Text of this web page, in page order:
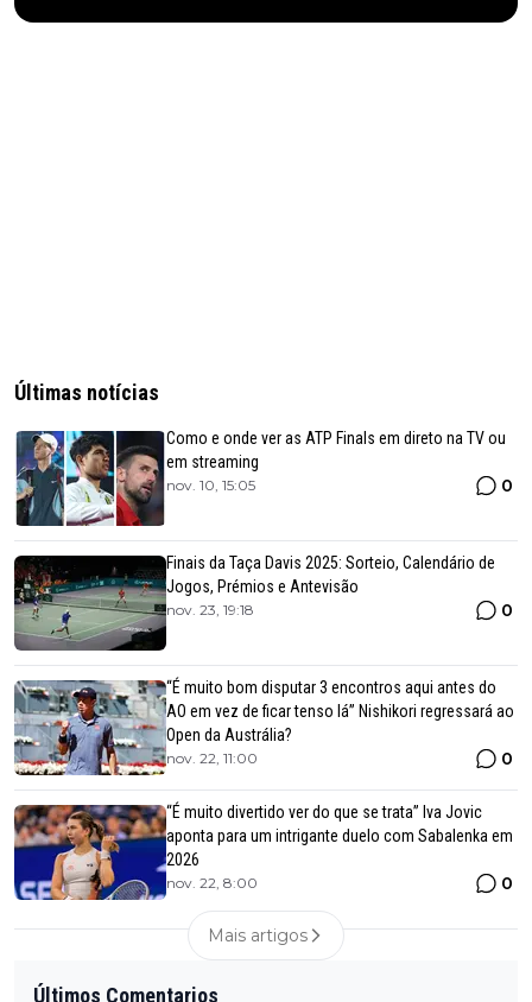
Últimas notícias
Como e onde ver as ATP Finals em direto na TV ou
em streaming
nov. 10, 15:05 0
Finais da Taça Davis 2025: Sorteio, Calendário de
Jogos, Prémios e Antevisão
nov. 23, 19:18 0
“É muito bom disputar 3 encontros aqui antes do
AO em vez de ficar tenso lá” Nishikori regressará ao
Open da Austrália?
nov. 22, 11:00 0
“É muito divertido ver do que se trata” Iva Jovic
aponta para um intrigante duelo com Sabalenka em
2026
nov. 22, 8:00 0
Mais artigos
Últimos Comentarios